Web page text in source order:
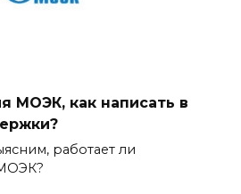
МОЭК, как написать в
работает ли